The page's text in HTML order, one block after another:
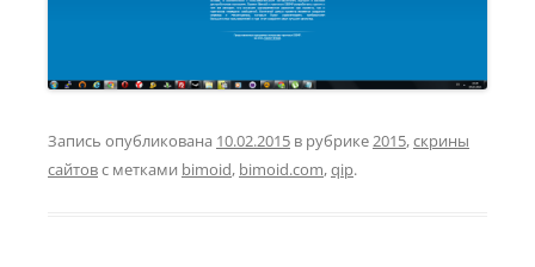
Запись опубликована 10.02.2015 в рубрике2015,скрины
сайтовс метками bimoid, bimoid.com,qip.